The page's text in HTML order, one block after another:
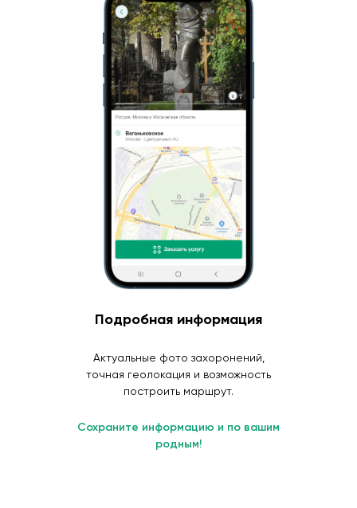
Подробная информация
Актуальные фото захоронений,
точная геолокация и возможность
построить маршрут.
Сохраните информацию и по вашим
родным!